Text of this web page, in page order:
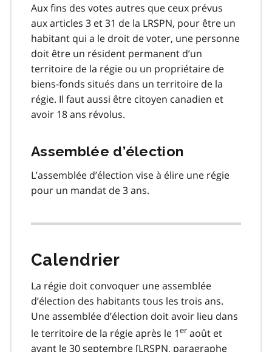
Aux fins des votes autres que ceux prévus
aux articles 3 et 31 de la LRSPN, pour être un
habitant qui a le droit de voter, une personne
doit être un résident permanent d’un
territoire de la régie ou un propriétaire de
biens-fonds situés dans un territoire de la
régie. Il faut aussi être citoyen canadien et
avoir 18 ans révolus.
Assemblée d’élection
L’assemblée d’élection vise à élire une régie
pour un mandat de 3 ans.
Calendrier
La régie doit convoquer une assemblée
d’élection des habitants tous les trois ans.
Une assemblée d’élection doit avoir lieu dans
le territoire de la régie après le 1er août et
avant le 30 septembre [LRSPN, paragraphe